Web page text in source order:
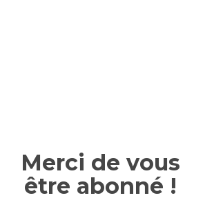
Merci de vous
être abonné !